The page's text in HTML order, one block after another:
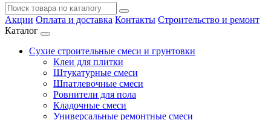
Акции Оплата и доставка Контакты Строительство и ремонт
Каталог
Сухие строительные смеси и грунтовки
Клеи для плитки
Штукатурные смеси
Шпатлевочные смеси
Ровнители для пола
Кладочные смеси
Универсальные ремонтные смеси